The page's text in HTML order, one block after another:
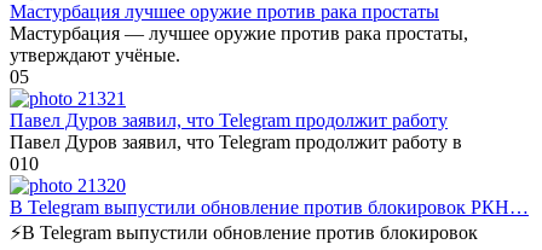
Мастурбация лучшее оружие против рака простаты
Мастурбация — лучшее оружие против рака простаты,
утверждают учёные.
05
Павел Дуров заявил, что Telegram продолжит работу
Павел Дуров заявил, что Telegram продолжит работу в
010
В Telegram выпустили обновление против блокировок РКН…
⚡️В Telegram выпустили обновление против блокировок